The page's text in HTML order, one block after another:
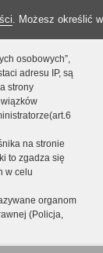
. Możesz określić
osobowych”,
adresu IP, są
strony
na stronie
to zgadza się
w celu
organom
(Policja,